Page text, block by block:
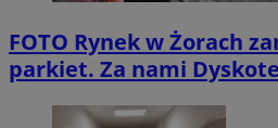
FOTO Rynek w Żorach
parkiet. Za nami